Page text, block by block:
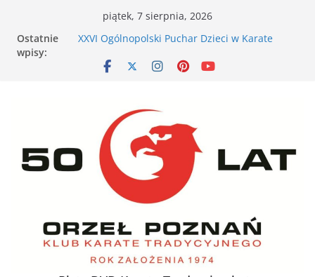
treści
piątek, 7 sierpnia, 2026
Ostatnie
wpisy:
VII Otwarte Mistrzostwa Wielkopolski w Karate
Tradycyjnym – Poznań, 17 maja 2026 r.
XXVI Ogólnopolski Puchar Dzieci w Karate
Tradycyjnym za nami
Karate dla energicznego dziecka – dlaczego to
działa
XXXVII Mistrzostwa Polski w Karate
Tradycyjnym